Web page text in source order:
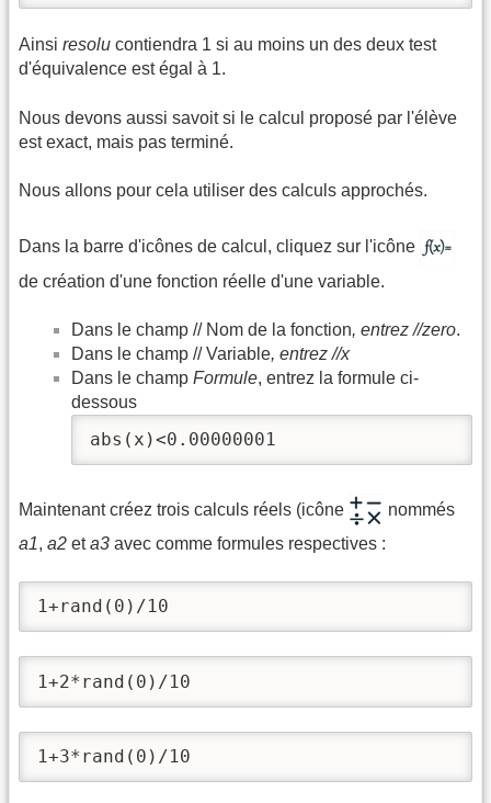
Ainsi resolu contiendra 1 si au moins un des deux test
d'équivalence est égal à 1.
Nous devons aussi savoit si le calcul proposé par l'élève
est exact, mais pas terminé.
Nous allons pour cela utiliser des calculs approchés.
Dans la barre d'icônes de calcul, cliquez sur l'icône
de création d'une fonction réelle d'une variable.
Dans le champ // Nom de la fonction, entrez //zero.
Dans le champ // Variable, entrez //x
Dans le champ Formule, entrez la formule ci-
dessous
abs(x)<0.00000001
Maintenant créez trois calculs réels (icône
nommés
a1, a2 eta3 avec comme formules respectives :
1+rand(0)/10
1+2*rand(0)/10
1+3*rand(0)/10